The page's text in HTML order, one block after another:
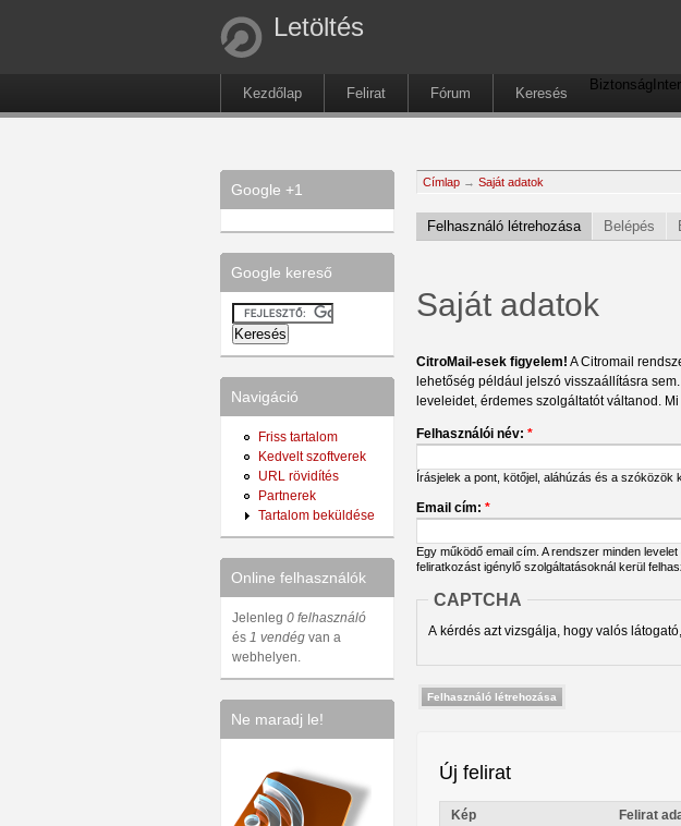
Letöltés
Kezdőlap Felirat Fórum Keresés
Biztonság
Google +1
Google kereső
Navigáció
Friss tartalom
Kedvelt szoftverek
URL rövidítés
Partnerek
Tartalom beküldése
Online felhasználók
Jelenleg 0 felhasználó
és 1 vendég van a
webhelyen.
Ne maradj le!
Címlap → Saját adatok
Felhasználó létrehozása Belépés
Saját adatok
CitroMail-esek figyelem! A Citromail
lehetőség például jelszó visszaállításra
leveleidet, érdemes szolgáltatót váltanod.
Felhasználói név: *
Írásjelek a pont, kötőjel, aláhúzás és a szóközök
Email cím: *
Egy működő email cím. A rendszer minden
feliratkozást igénylő szolgáltatásoknál kerül
CAPTCHA
A kérdés azt vizsgálja, hogy valós
Új felirat
Kép Felirat